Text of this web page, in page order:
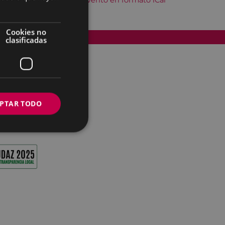
Accesibilidad
Cookies no
clasificadas
TODO